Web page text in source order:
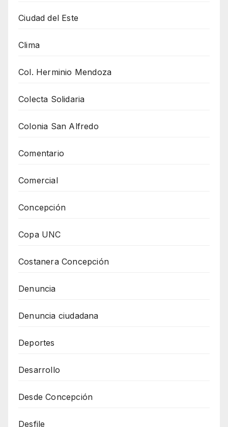
Ciudad del Este
Clima
Col. Herminio Mendoza
Colecta Solidaria
Colonia San Alfredo
Comentario
Comercial
Concepción
Copa UNC
Costanera Concepción
Denuncia
Denuncia ciudadana
Deportes
Desarrollo
Desde Concepción
Desfile